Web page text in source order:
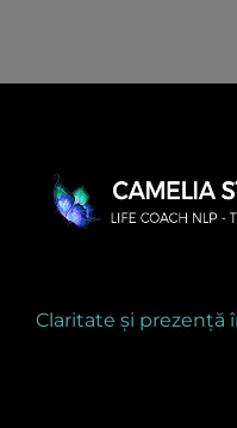
Claritate și prezență